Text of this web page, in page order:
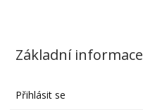
Základní informace
Přihlásit se